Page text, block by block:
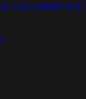
120 ch MHEV DCT7